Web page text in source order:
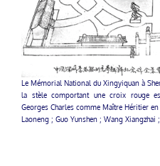
Le Mémorial National du Xingyiquan à
la stèle comportant une croix rouge
Georges Charles comme Maître Héritier
Laoneng ; Guo Yunshen ; Wang Xiangzhai